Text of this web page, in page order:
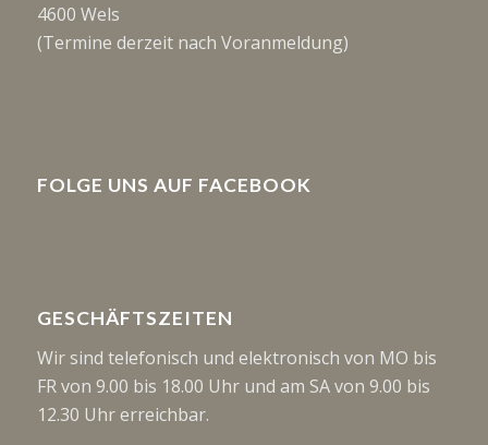
4600 Wels
(Termine derzeit nach Voranmeldung)
FOLGE UNS AUF FACEBOOK
GESCHÄFTSZEITEN
Wir sind telefonisch und elektronisch von MO bis
FR von 9.00 bis 18.00 Uhr und am SA von 9.00 bis
12.30 Uhr erreichbar.